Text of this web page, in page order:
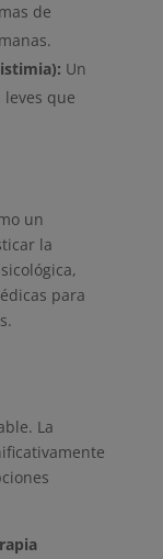
de
Un
que
un
la
para
La